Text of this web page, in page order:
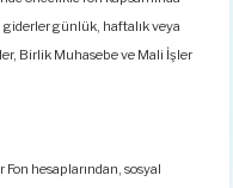
günlük, haftalık veya
Birlik Muhasebe ve Mali İşler
Fon hesaplarından, sosyal